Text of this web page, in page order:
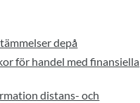
depå
för handel med finansiella
distans- och